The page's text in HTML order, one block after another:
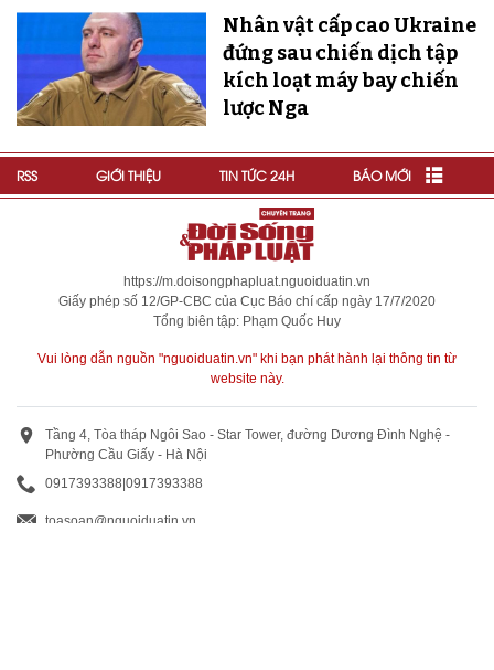
Nhân vật cấp cao Ukraine
đứng sau chiến dịch tập
kích loạt máy bay chiến
lược Nga
RSS GIỚI THIỆU TIN TỨC 24H BÁO MỚI
https://m.doisongphapluat.nguoiduatin.vn
Giấy phép số 12/GP-CBC của Cục Báo chí cấp ngày 17/7/2020
Tổng biên tập: Phạm Quốc Huy
Vui lòng dẫn nguồn "nguoiduatin.vn" khi bạn phát hành lại thông tin từ
website này.
Tầng 4, Tòa tháp Ngôi Sao - Star Tower, đường Dương Đình Nghệ -
Phường Cầu Giấy - Hà Nội
0917393388 0917393388
toasoan@nguoiduatin.vn